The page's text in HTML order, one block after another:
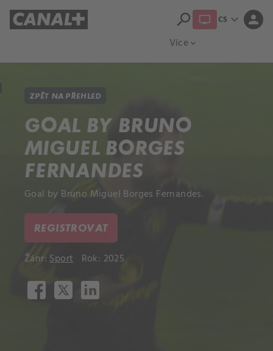
Více expand_more
search CS expand_more person
ZPĚT NA PŘEHLED
GOAL BY BRUNO
MIGUEL BORGES
FERNANDES
Goal by Bruno Miguel Borges Fernandes.
REGISTROVAT
Žánr:Sport Rok: 2025